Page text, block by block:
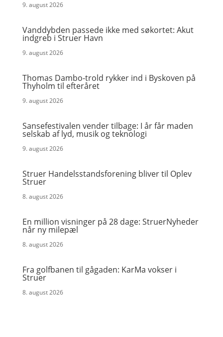
9. august 2026
Vanddybden passede ikke med søkortet: Akut
indgreb i Struer Havn
9. august 2026
Thomas Dambo-trold rykker ind i Byskoven på
Thyholm til efteråret
9. august 2026
Sansefestivalen vender tilbage: I år får maden
selskab af lyd, musik og teknologi
9. august 2026
Struer Handelsstandsforening bliver til Oplev
Struer
8. august 2026
En million visninger på 28 dage: StruerNyheder
når ny milepæl
8. august 2026
Fra golfbanen til gågaden: KarMa vokser i
Struer
8. august 2026